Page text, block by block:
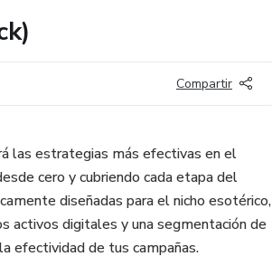
Compartir
las estrategias más efectivas en el
cero y cubriendo cada etapa del
diseñadas para el nicho esotérico,
activos digitales y una segmentación de
efectividad de tus campañas.